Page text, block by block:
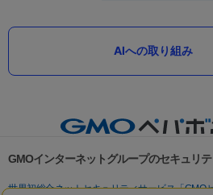
AIへの取り組み
GMOインターネットグループのセキュリ
世界初総合ネットセキュリティサービス「GMO